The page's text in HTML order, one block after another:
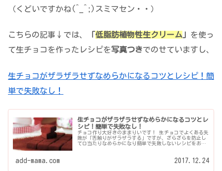
（くどいですかね(^_^;)スミマセン・・）
こちらの記事↓では、 低脂肪植物性生クリーム
を使っ
て生チョコを作ったレシピを写真つきでのせていますし、
生チョコがザラザラせずなめらかになるコツとレシピ！簡
単で失敗なし！
生チョコがザラザラせずなめらかになるコツとレ
シピ！簡単で失敗なし！
チョコ作り大好きのままりいです！ 生チョコでよくある失
敗が「舌触りがザラザラする」ですが、ざらざらを防止し
て口当たりなめらかになり簡単で失敗しないレシピをお伝
add-mama.com 2017.12.24